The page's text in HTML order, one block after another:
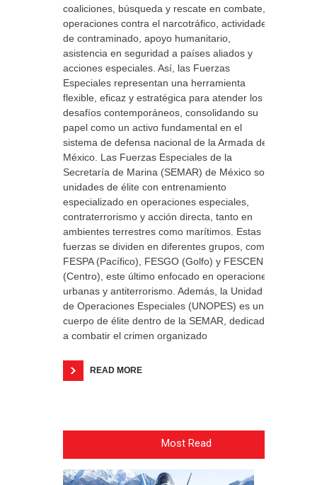
coaliciones, búsqueda y rescate en combate,
operaciones contra el narcotráfico, actividades
de contraminado, apoyo humanitario,
asistencia en seguridad a países aliados y
acciones especiales. Así, las Fuerzas
Especiales representan una herramienta
flexible, eficaz y estratégica para atender los
desafíos contemporáneos, consolidando su
papel como un activo fundamental en el
sistema de defensa nacional de la Armada de
México. Las Fuerzas Especiales de la
Secretaría de Marina (SEMAR) de México son
unidades de élite con entrenamiento
especializado en operaciones especiales,
contraterrorismo y acción directa, tanto en
ambientes terrestres como marítimos. Estas
fuerzas se dividen en diferentes grupos, como
FESPA (Pacífico), FESGO (Golfo) y FESCEN
(Centro), este último enfocado en operaciones
urbanas y antiterrorismo. Además, la Unidad
de Operaciones Especiales (UNOPES) es un
cuerpo de élite dentro de la SEMAR, dedicado
a combatir el crimen organizado
READ MORE
Most Read